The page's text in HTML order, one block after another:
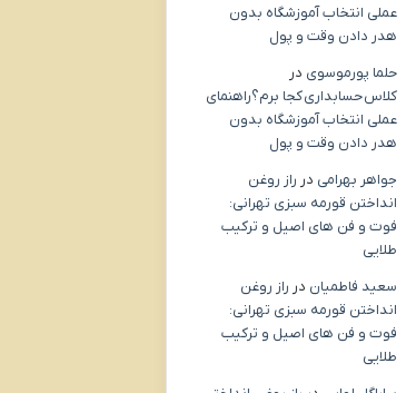
عملی انتخاب آموزشگاه بدون
هدر دادن وقت و پول
حلما پورموسوی در
کلاس حسابداری کجا برم؟راهنمای
عملی انتخاب آموزشگاه بدون
هدر دادن وقت و پول
جواهر بهرامی در راز روغن
انداختن قورمه سبزی تهرانی:
فوت و فن های اصیل و ترکیب
طلایی
سعید فاطمیان در راز روغن
انداختن قورمه سبزی تهرانی:
فوت و فن های اصیل و ترکیب
طلایی